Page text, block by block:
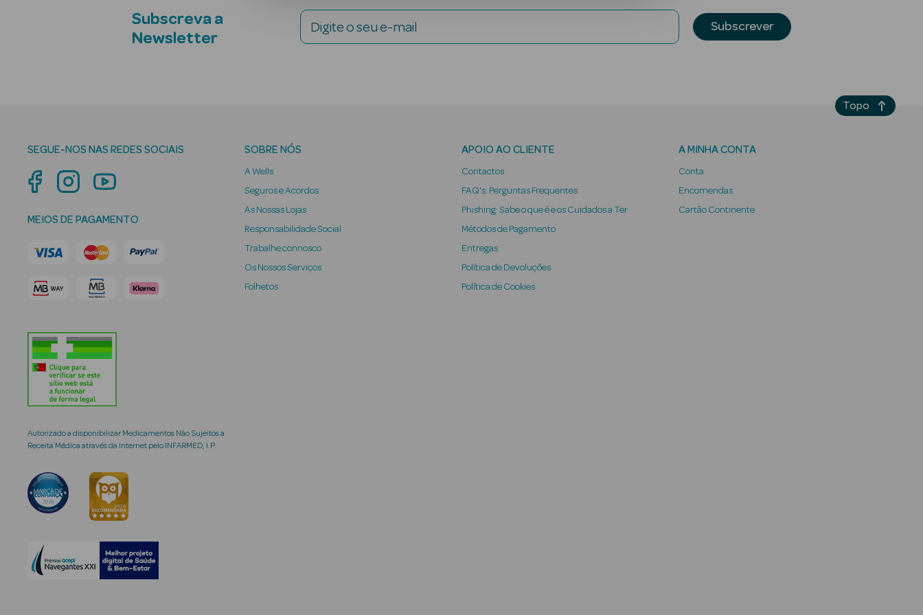
Subscreva a
Newsletter
Digite o seu e-mail Subscrever
SEGUE-NOS NAS REDES SOCIAIS
MEIOS DE PAGAMENTO
Autorizado a disponibilizar Medicamentos Não Sujeitos a
Receita Médica através da Internet pelo INFARMED, I.P.
SOBRE NÓS
A Wells
Seguros e Acordos
As Nossas Lojas
Responsabilidade Social
Trabalhe connosco
Os Nossos Serviços
Folhetos
APOIO AO CLIENTE
Contactos
FAQ's: Perguntas Frequentes
Phishing: Sabe o que é e os Cuidados a Ter
Métodos de Pagamento
Entregas
Política de Devoluções
Política de Cookies
A MINHA CONTA
Conta
Encomendas
Cartão Continente
Topo